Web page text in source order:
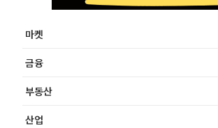
마켓
금융
부동산
산업